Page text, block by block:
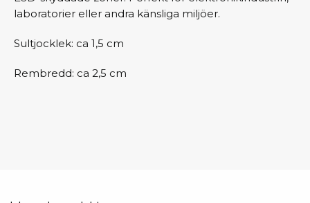
laboratorier eller andra känsliga miljöer.
Sultjocklek: ca 1,5 cm
Rembredd: ca 2,5 cm